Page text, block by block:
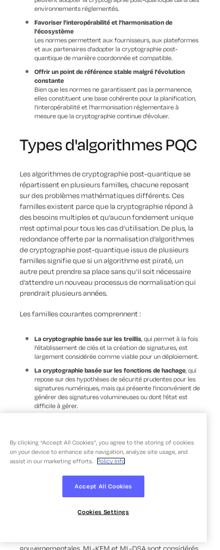
environnements réglementés.
Favoriser l'interopérabilité et l'harmonisation de
l'écosystème
Les normes permettent aux fournisseurs, aux plateformes
et aux partenaires d'adopter la cryptographie post-
quantique de manière coordonnée et compatible.
Offrir un point de référence stable malgré l'évolution
constante
Bien que les normes ne garantissent pas la permanence,
elles constituent une base cohérente pour la planification,
l'interopérabilité et l'harmonisation réglementaire à
mesure que la cryptographie continue d'évoluer.
Types d'algorithmes PQC
Les algorithmes de cryptographie post-quantique se
répartissent en plusieurs familles, chacune reposant
sur des problèmes mathématiques différents. Ces
familles existent parce que la cryptographie répond à
des besoins multiples et qu’aucun fondement unique
n’est optimal pour tous les cas d’utilisation. De plus, la
redondance offerte par la normalisation d’algorithmes
de cryptographie post-quantique issus de plusieurs
familles signifie que si un algorithme est piraté, un
autre peut prendre sa place sans qu’il soit nécessaire
d’attendre un nouveau processus de normalisation qui
prendrait plusieurs années.
Les familles courantes comprennent :
La cryptographie basée sur les treillis, qui permet à la fois
l'établissement de clés et la création de signatures, est
largement considérée comme viable pour un déploiement.
La cryptographie basée sur les fonctions de hachage, qui
repose sur des hypothèses de sécurité prudentes pour les
signatures numériques, mais qui présente l'inconvénient de
générer des signatures volumineuses ou dont l'état est
difficile à gérer.
La cryptographie multivariée, un domaine de recherche
actif aux résultats historiques mitigés.
des clés courtes, mais qui a récemment fait l'objet de
critiques en matière de cryptanalyse.
Les organisations devraient utiliser des versions
By clicking “Accept All Cookies”, you agree to the storing of cookies
on your device to enhance site navigation, analyze site usage, and
assist in our marketing efforts.
Policy Info
Accept All Cookies
Cookies Settings